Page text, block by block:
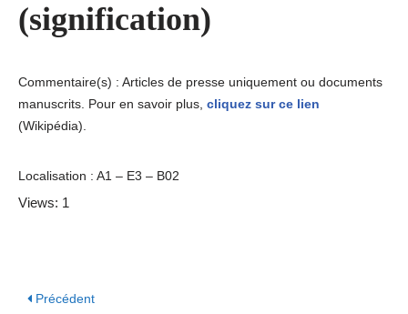
(signification)
Commentaire(s) : Articles de presse uniquement ou documents
manuscrits. Pour en savoir plus, cliquez sur ce lien
(Wikipédia).
Localisation : A1 – E3 – B02
Views: 1
Précédent